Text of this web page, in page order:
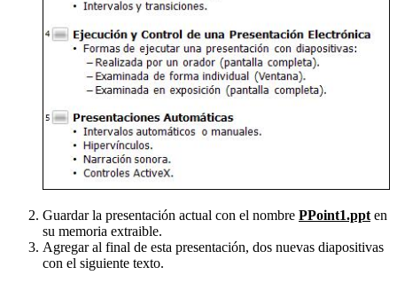
Guardar la presentación actual con el nombre PPoint1.ppt en
su memoria extraible.
Agregar al final de esta presentación, dos nuevas diapositivas
con el siguiente texto.